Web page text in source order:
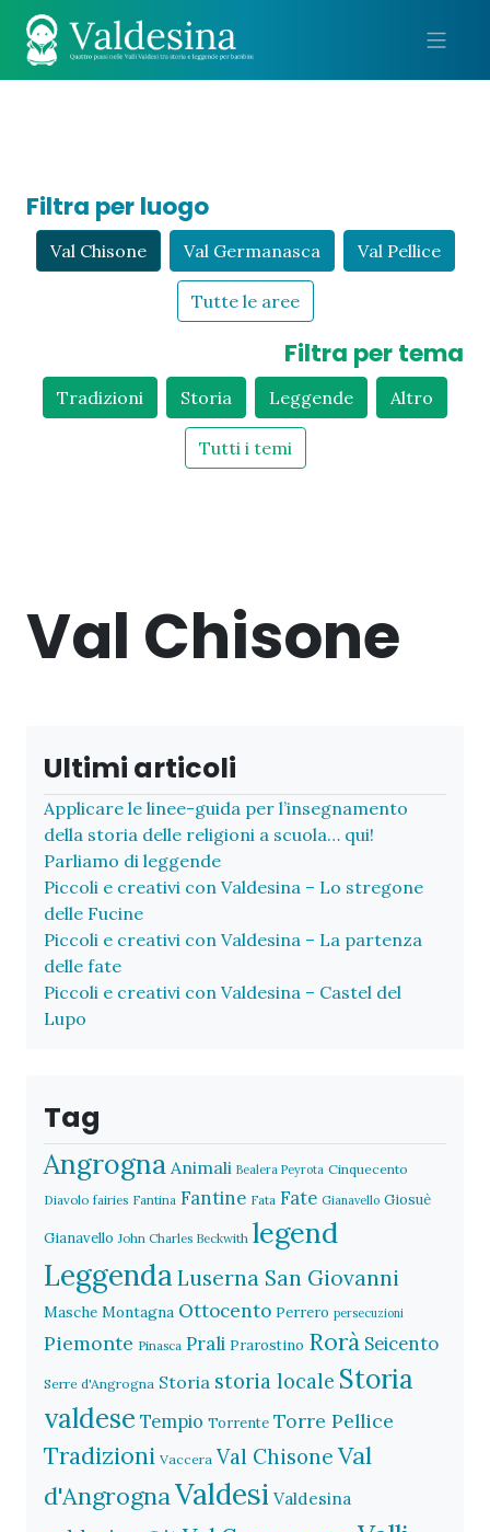
Filtra per luogo
Val Chisone Val Germanasca Val Pellice
Tutte le aree
Filtra per tema
Tradizioni Storia Leggende Altro
Tutti i temi
Val Chisone
Ultimi articoli
Applicare le linee-guida per l’insegnamento
della storia delle religioni a scuola… qui!
Parliamo di leggende
Piccoli e creativi con Valdesina – Lo stregone
delle Fucine
Piccoli e creativi con Valdesina – La partenza
delle fate
Piccoli e creativi con Valdesina – Castel del
Lupo
Tag
Angrogna Animali Bealera Peyrota Cinquecento
Diavolo fairies Fantina Fantine Fata Fate Gianavello Giosuè
Gianavello John Charles Beckwith legend
Leggenda Luserna San Giovanni
Masche Montagna Ottocento Perrero persecuzioni
Piemonte Pinasca Prali Prarostino Rorà Seicento
Serre d'Angrogna Storia storia locale Storia
valdese Tempio Torrente Torre Pellice
Tradizioni Vaccera Val Chisone Val
d'AngrognaValdesi Valdesina